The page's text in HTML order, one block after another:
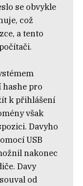
se obvykle
což
a tento
hashe pro
k přihlášení
však
Davyho
USB
nakonec
Davy
od